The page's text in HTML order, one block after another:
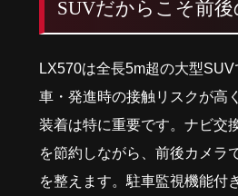
SUVだからこそ前
LX570は全長5m超の大型
車・発進時の接触リスクが高
装着は特に重要です。ナビ交
を節約しながら、前後カメラ
を整えます。駐車監視機能付